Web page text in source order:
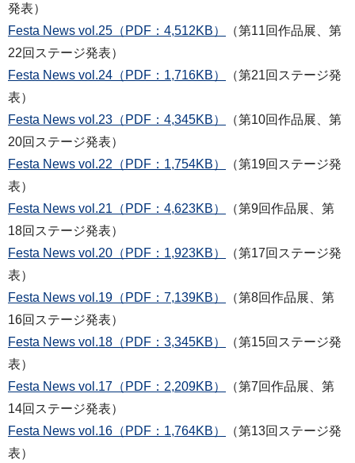
発表）
Festa News vol.25（PDF：4,512KB）
（第11回作品展、第
22回ステージ発表）
Festa News vol.24（PDF：1,716KB）
（第21回ステージ発
表）
Festa News vol.23（PDF：4,345KB）
（第10回作品展、第
20回ステージ発表）
Festa News vol.22（PDF：1,754KB）
（第19回ステージ発
表）
Festa News vol.21（PDF：4,623KB）
（第9回作品展、第
18回ステージ発表）
Festa News vol.20（PDF：1,923KB）
（第17回ステージ発
表）
Festa News vol.19（PDF：7,139KB）
（第8回作品展、第
16回ステージ発表）
Festa News vol.18（PDF：3,345KB）
（第15回ステージ発
表）
Festa News vol.17（PDF：2,209KB）
（第7回作品展、第
14回ステージ発表）
Festa News vol.16（PDF：1,764KB）
（第13回ステージ発
表）